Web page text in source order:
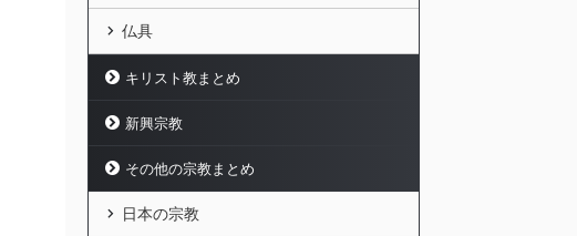
仏具
キリスト教まとめ
新興宗教
その他の宗教まとめ
日本の宗教